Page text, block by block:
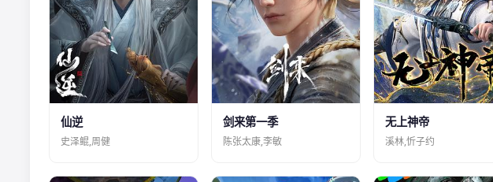
仙逆
史泽鲲,周健
剑来第一季
陈张太康,李敏
无上神帝
溪林,忻子约